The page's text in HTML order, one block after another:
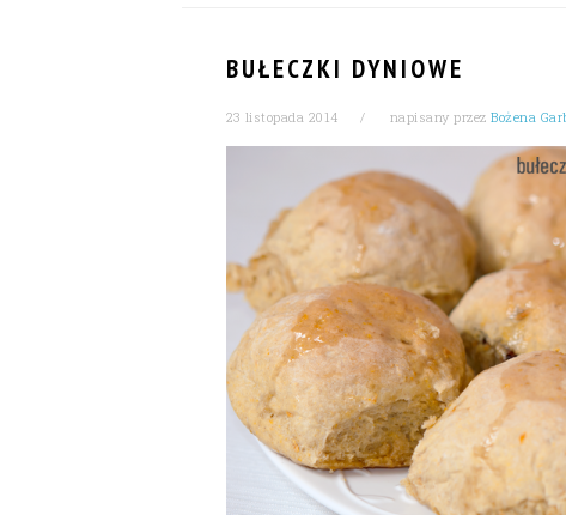
BUŁECZKI DYNIOWE
23 listopada 2014 napisany przez Bożena